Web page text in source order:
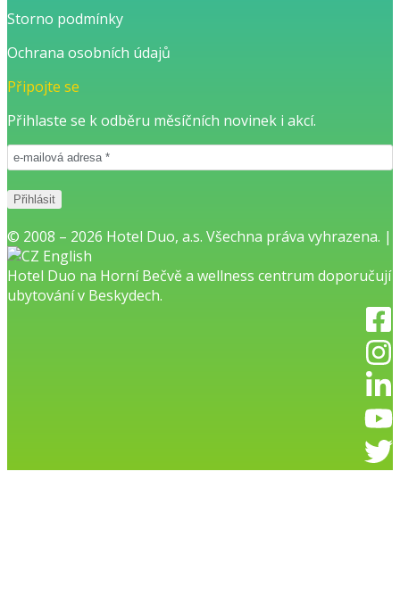
Storno podmínky
Ochrana osobních údajů
Připojte se
Přihlaste se k odběru měsíčních novinek i akcí.
© 2008 – 2026 Hotel Duo, a.s. Všechna práva vyhrazena. |
English
Hotel Duo na Horní Bečvěa wellness centrum doporučují
ubytování v Beskydech.